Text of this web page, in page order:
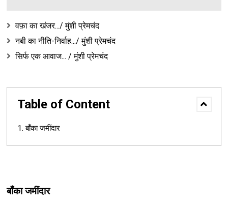
वफ़ा का खंजर.../ मुंशी प्रेमचंद
नबी का नीति-निर्वाह.../ मुंशी प्रेमचंद
सिर्फ एक आवाज... / मुंशी प्रेमचंद
Table of Content
बाँका जमींदार
बाँका जमींदार